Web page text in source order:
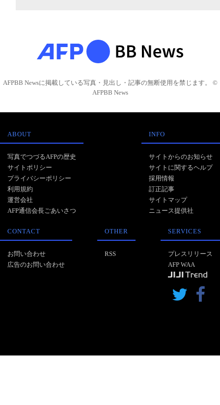
AFPBB Newsに掲載している写真・見出し・記事の無断使用を禁じます。 ©
AFPBB News
ABOUT
写真でつづるAFPの歴史
サイトポリシー
プライバシーポリシー
利用規約
運営会社
AFP通信会長ごあいさつ
INFO
サイトからのお知らせ
サイトに関するヘルプ
採用情報
訂正記事
サイトマップ
ニュース提供社
CONTACT
お問い合わせ
広告のお問い合わせ
OTHER
RSS
SERVICES
プレスリリース
AFP WAA